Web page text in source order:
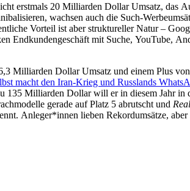
erstmals 20 Milliarden Dollar Umsatz, das
wachsen auch die Such-
Vorteil ist aber struktureller Natur –
Endkundengeschäft mit Suche, YouTube,
Milliarden Dollar Umsatz und einem Plus
macht den Iran-Krieg und Russlands
Milliarden Dollar will er in diesem Jahr in
gerade auf Platz 5 abrutscht und
Anleger*innen lieben Rekordumsätze,